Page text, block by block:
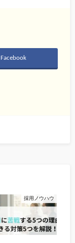
Facebook
採用ノウハウ